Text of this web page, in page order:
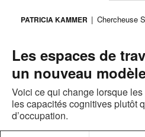
PATRICIA KAMMER Chercheuse
Les espaces de
un nouveau
Voici ce qui change lorsque
les capacités cognitives plutôt
d’occupation.